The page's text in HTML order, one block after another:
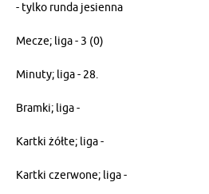
- tylko runda jesienna
Mecze; liga - 3 (0)
Minuty; liga - 28.
Bramki; liga -
Kartki żółte; liga -
Kartki czerwone; liga -